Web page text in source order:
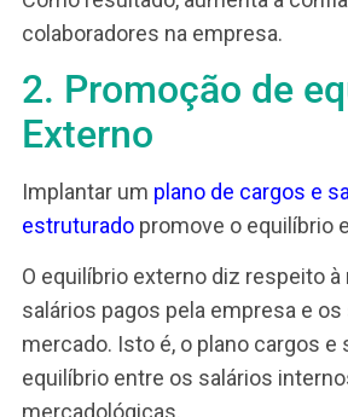
é o favoritismo.
Por isso,
Além do que, prejudica a
e aumenta oturnover .
Por outro lado, quando a
plano de cargos e salários, a
o plano permite que a
diferenças salariais,
Como resultado, aumenta a
colaboradores na empresa.
2. Promoção de